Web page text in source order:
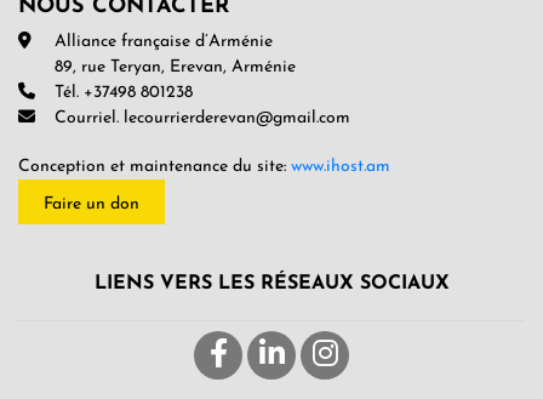
NOUS CONTACTER
Alliance française d’Arménie
89, rue Teryan, Erevan, Arménie
Tél. +37498 801238
Courriel. lecourrierderevan@gmail.com
Conception et maintenance du site: www.ihost.am
Faire un don
LIENS VERS LES RÉSEAUX SOCIAUX